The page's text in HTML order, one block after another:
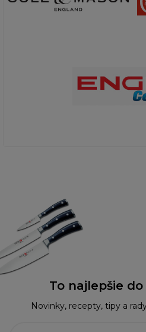
To najlepšie
Novinky, recepty, tipy a